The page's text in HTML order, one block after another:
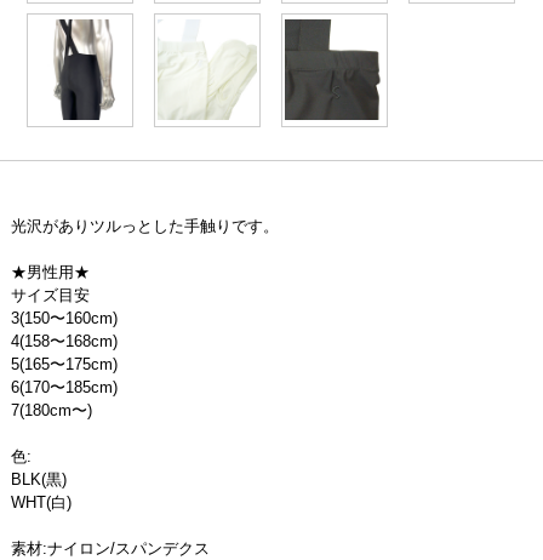
光沢がありツルっとした手触りです。
★男性用★
サイズ目安
3(150〜160cm)
4(158〜168cm)
5(165〜175cm)
6(170〜185cm)
7(180cm〜)
色:
BLK(黒)
WHT(白)
素材:ナイロン/スパンデクス